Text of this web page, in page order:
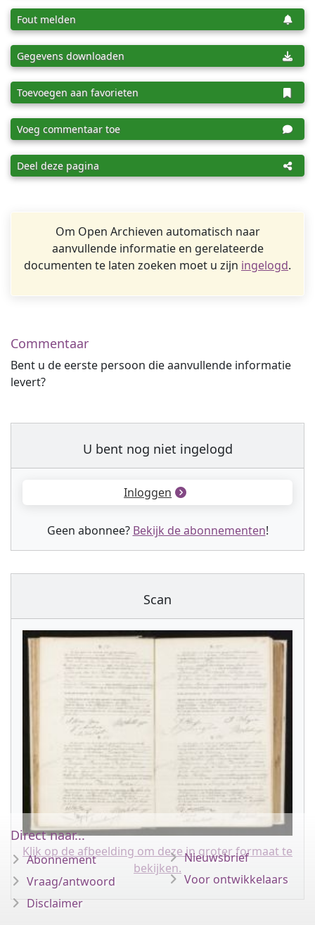
Fout melden
Gegevens downloaden
Toevoegen aan favorieten
Voeg commentaar toe
Deel deze pagina
Om Open Archieven automatisch naar
aanvullende informatie en gerelateerde
documenten te laten zoeken moet u zijn ingelogd.
Commentaar
Bent u de eerste persoon die aanvullende informatie
levert?
U bent nog niet ingelogd
Inloggen
Geen abonnee? Bekijk de abonnementen!
Scan
Klik op de afbeelding om deze in groter formaat te
bekijken.
Direct naar...
Abonnement
Vraag/antwoord
Disclaimer
Nieuwsbrief
Voor ontwikkelaars